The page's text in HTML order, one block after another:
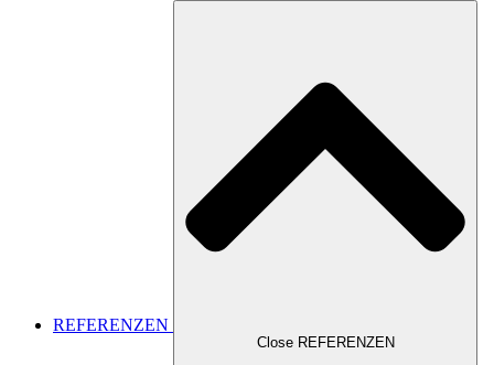
REFERENZEN
Close REFERENZEN